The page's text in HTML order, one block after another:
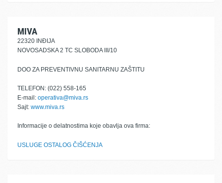
MIVA
22320 INĐIJA
NOVOSADSKA 2 TC SLOBODA III/10
DOO ZA PREVENTIVNU SANITARNU ZAŠTITU
TELEFON: (022) 558-165
E-mail: operativa@miva.rs
Sajt: www.miva.rs
Informacije o delatnostima koje obavlja ova firma:
USLUGE OSTALOG ČIŠĆENJA